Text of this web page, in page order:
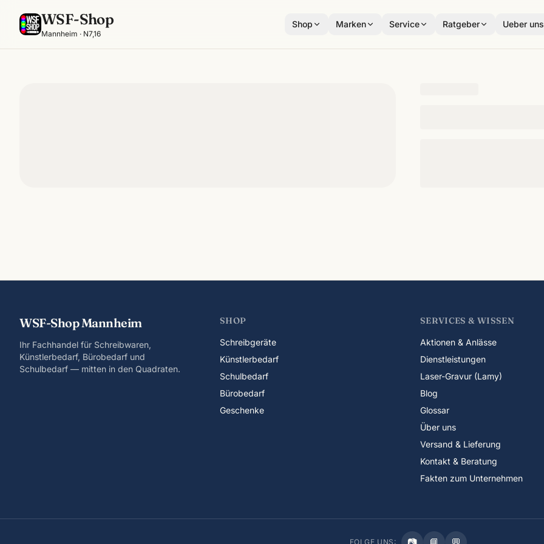
WSF-Shop
Mannheim · N7,16
Shop Marken Service Ratgeber Ueber uns
WSF-Shop Mannheim
Ihr Fachhandel für Schreibwaren,
Künstlerbedarf, Bürobedarf und
Schulbedarf — mitten in den Quadraten.
SHOP
Schreibgeräte
Künstlerbedarf
Schulbedarf
Bürobedarf
Geschenke
SERVICES & WISSEN
Aktionen & Anlässe
Dienstleistungen
Laser-Gravur (Lamy)
Blog
Glossar
Über uns
Versand & Lieferung
Kontakt & Beratung
Fakten zum Unternehmen
FOLGE UNS: